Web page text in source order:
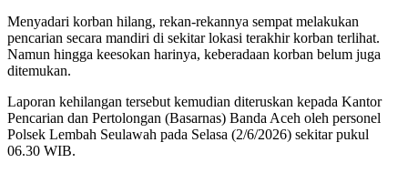
Menyadari korban hilang, rekan-rekannya sempat melakukan
pencarian secara mandiri di sekitar lokasi terakhir korban terlihat.
Namun hingga keesokan harinya, keberadaan korban belum juga
ditemukan.
Laporan kehilangan tersebut kemudian diteruskan kepada Kantor
Pencarian dan Pertolongan (Basarnas) Banda Aceh oleh personel
Polsek Lembah Seulawah pada Selasa (2/6/2026) sekitar pukul
06.30 WIB.